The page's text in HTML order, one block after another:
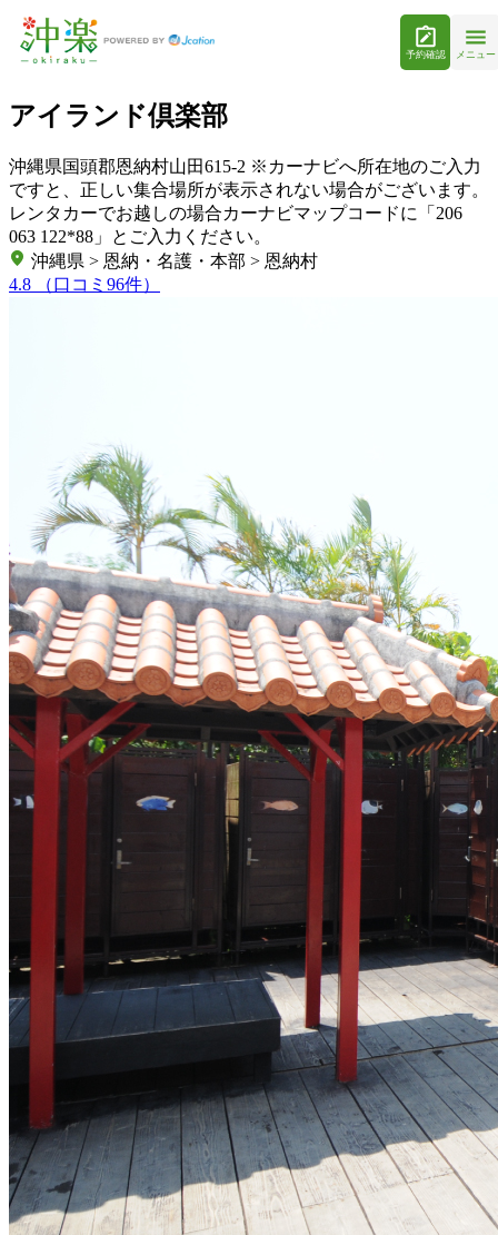
予約確認 メニュー
アイランド倶楽部
沖縄県国頭郡恩納村山田615-2 ※カーナビへ所在地のご入力
ですと、正しい集合場所が表示されない場合がございます。
レンタカーでお越しの場合カーナビマップコードに「206
063 122*88」とご入力ください。
沖縄県 > 恩納・名護・本部 > 恩納村
4.8
（口コミ96件）